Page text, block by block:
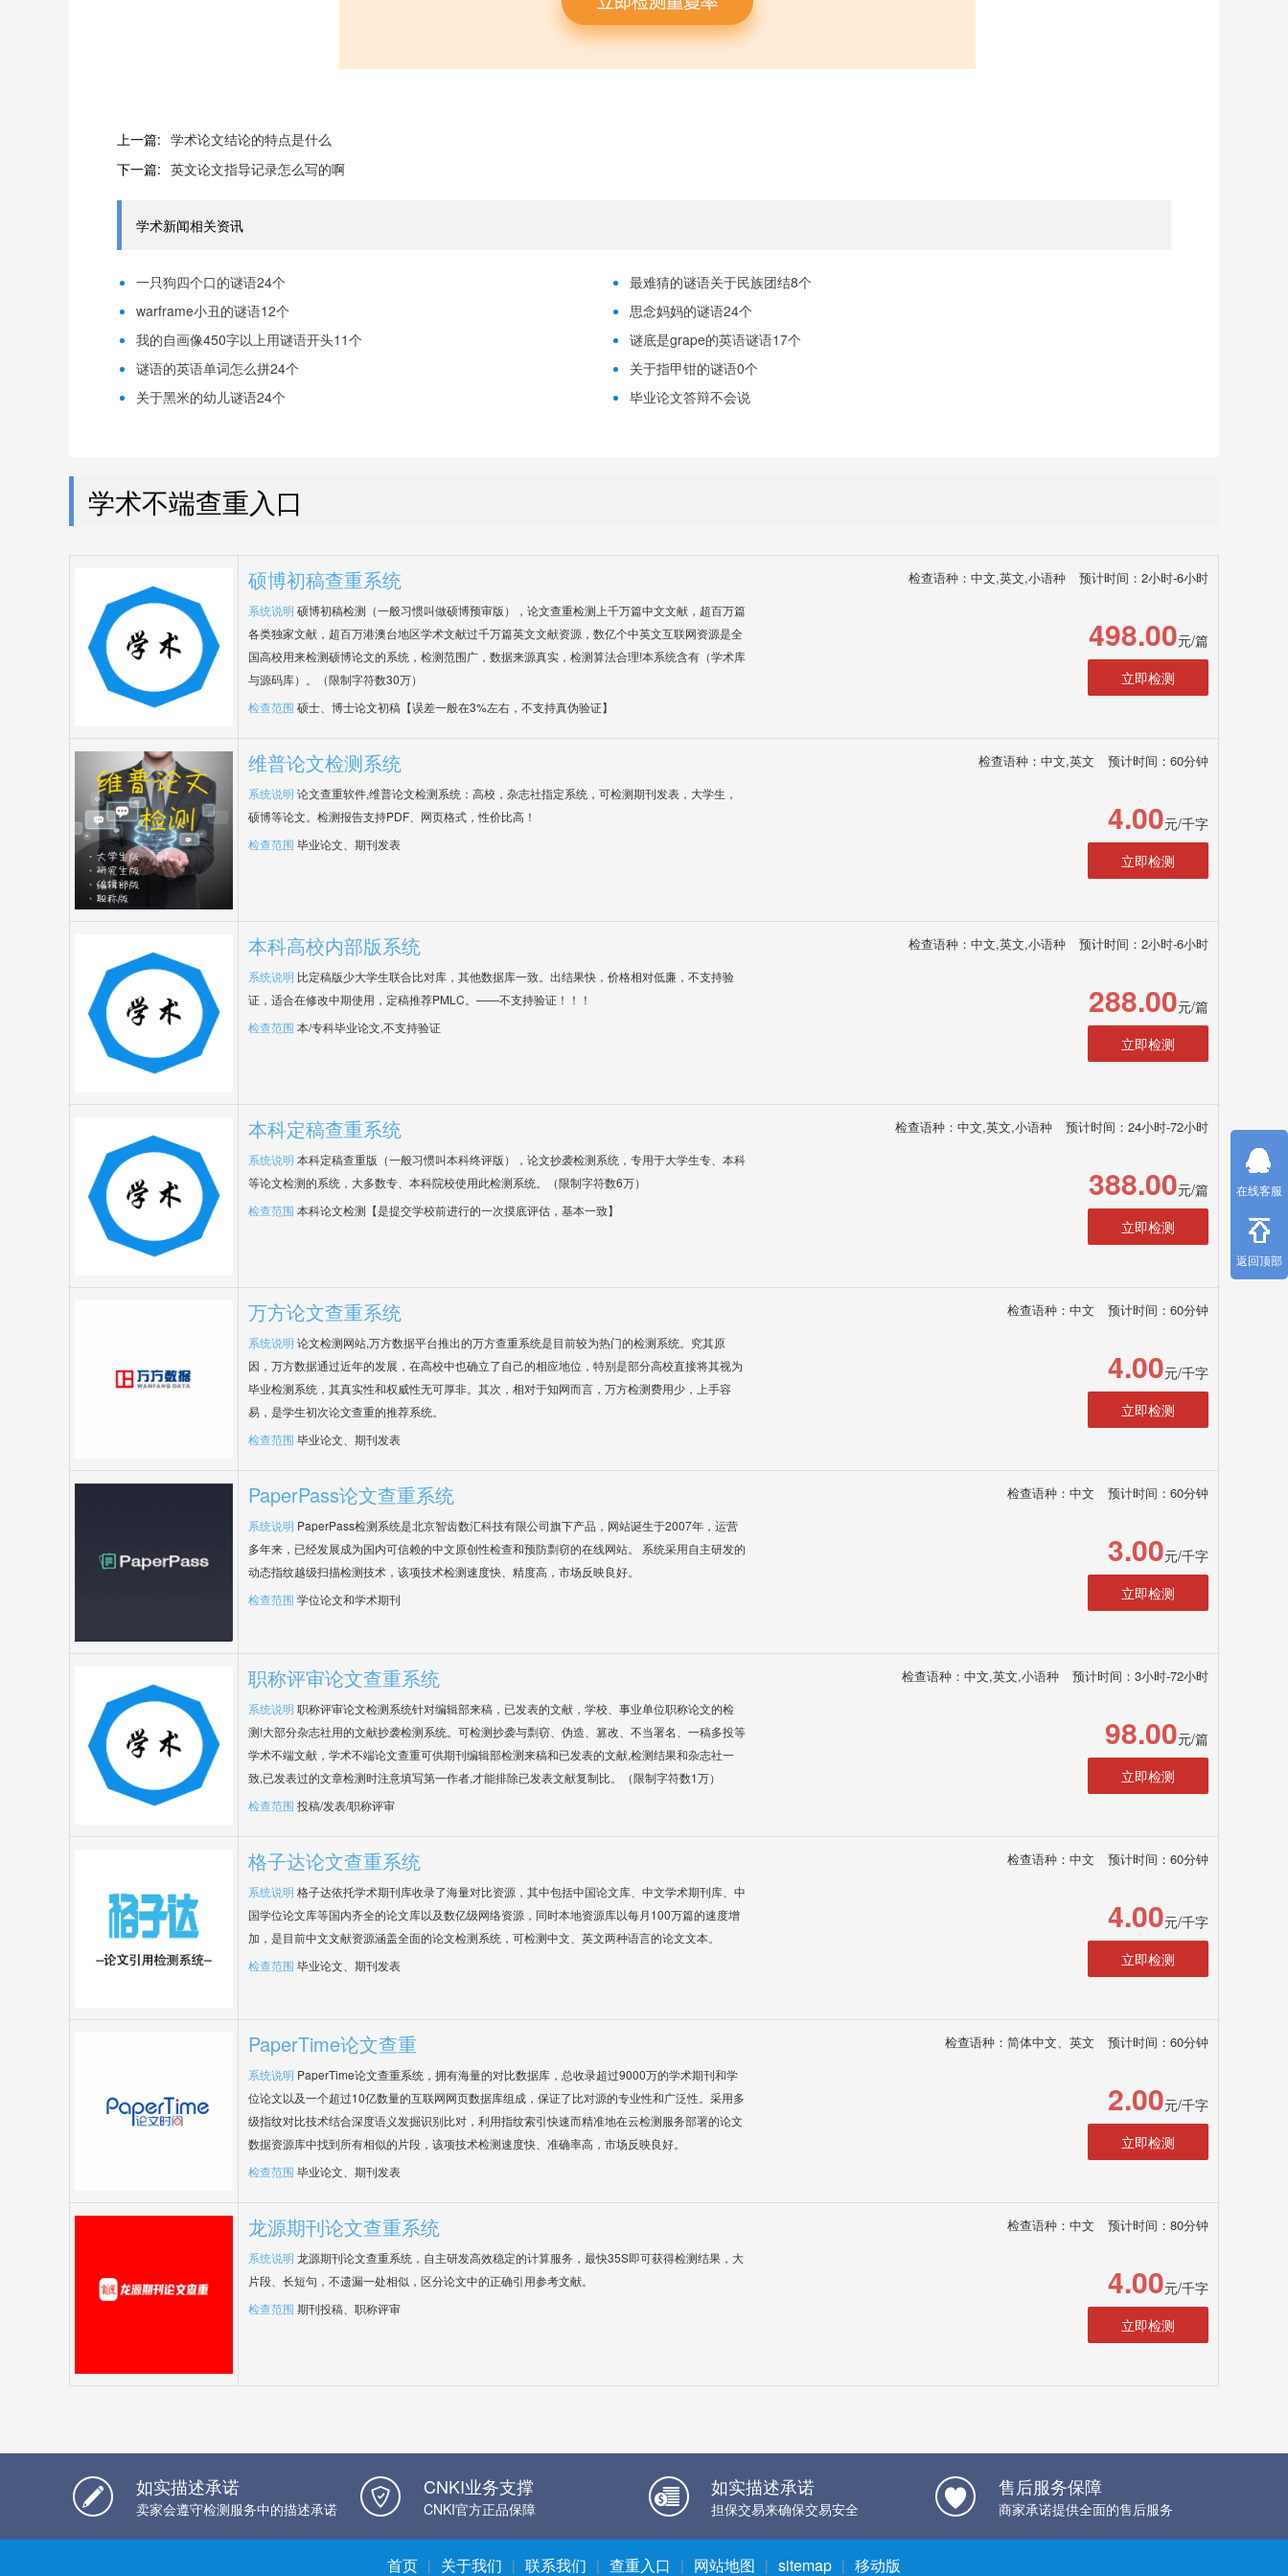
上一篇: 学术论文结论的特点是什么
下一篇: 英文论文指导记录怎么写的啊
学术新闻相关资讯
一只狗四个口的谜语24个
最难猜的谜语关于民族团结8个
warframe小丑的谜语12个
思念妈妈的谜语24个
我的自画像450字以上用谜语开头11个
谜底是grape的英语谜语17个
谜语的英语单词怎么拼24个
关于指甲钳的谜语0个
关于黑米的幼儿谜语24个
毕业论文答辩不会说
学术不端查重入口
硕博初稿查重系统 检查语种：中文,英文,小语种 预计时间：2小时-6小时
系统说明 硕博初稿检测（一般习惯叫做硕博预审版），论文查重检测上千万篇中文文献，超百万篇
各类独家文献，超百万港澳台地区学术文献过千万篇英文文献资源，数亿个中英文互联网资源是全
国高校用来检测硕博论文的系统，检测范围广，数据来源真实，检测算法合理!本系统含有（学术库
与源码库）。（限制字符数30万）
检查范围 硕士、博士论文初稿【误差一般在3%左右，不支持真伪验证】
498.00元/篇
立即检测
维普论文检测系统 检查语种：中文,英文 预计时间：60分钟
系统说明 论文查重软件,维普论文检测系统：高校，杂志社指定系统，可检测期刊发表，大学生，
硕博等论文。检测报告支持PDF、网页格式，性价比高！
检查范围 毕业论文、期刊发表
4.00元/千字
立即检测
本科高校内部版系统 检查语种：中文,英文,小语种 预计时间：2小时-6小时
系统说明 比定稿版少大学生联合比对库，其他数据库一致。出结果快，价格相对低廉，不支持验
证，适合在修改中期使用，定稿推荐PMLC。——不支持验证！！！
检查范围 本/专科毕业论文,不支持验证
288.00元/篇
立即检测
本科定稿查重系统 检查语种：中文,英文,小语种 预计时间：24小时-72小时
系统说明 本科定稿查重版（一般习惯叫本科终评版），论文抄袭检测系统，专用于大学生专、本科
等论文检测的系统，大多数专、本科院校使用此检测系统。（限制字符数6万）
检查范围 本科论文检测【是提交学校前进行的一次摸底评估，基本一致】
388.00元/篇
立即检测
万方论文查重系统 检查语种：中文 预计时间：60分钟
系统说明 论文检测网站,万方数据平台推出的万方查重系统是目前较为热门的检测系统。究其原
因，万方数据通过近年的发展，在高校中也确立了自己的相应地位，特别是部分高校直接将其视为
毕业检测系统，其真实性和权威性无可厚非。其次，相对于知网而言，万方检测费用少，上手容
易，是学生初次论文查重的推荐系统。
检查范围 毕业论文、期刊发表
4.00元/千字
立即检测
PaperPass论文查重系统 检查语种：中文 预计时间：60分钟
系统说明 PaperPass检测系统是北京智齿数汇科技有限公司旗下产品，网站诞生于2007年，运营
多年来，已经发展成为国内可信赖的中文原创性检查和预防剽窃的在线网站。 系统采用自主研发的
动态指纹越级扫描检测技术，该项技术检测速度快、精度高，市场反映良好。
检查范围 学位论文和学术期刊
3.00元/千字
立即检测
职称评审论文查重系统 检查语种：中文,英文,小语种 预计时间：3小时-72小时
系统说明 职称评审论文检测系统针对编辑部来稿，已发表的文献，学校、事业单位职称论文的检
测!大部分杂志社用的文献抄袭检测系统。可检测抄袭与剽窃、伪造、篡改、不当署名、一稿多投等
学术不端文献，学术不端论文查重可供期刊编辑部检测来稿和已发表的文献,检测结果和杂志社一
致,已发表过的文章检测时注意填写第一作者,才能排除已发表文献复制比。（限制字符数1万）
检查范围 投稿/发表/职称评审
98.00元/篇
立即检测
格子达论文查重系统 检查语种：中文 预计时间：60分钟
系统说明 格子达依托学术期刊库收录了海量对比资源，其中包括中国论文库、中文学术期刊库、中
国学位论文库等国内齐全的论文库以及数亿级网络资源，同时本地资源库以每月100万篇的速度增
加，是目前中文文献资源涵盖全面的论文检测系统，可检测中文、英文两种语言的论文文本。
检查范围 毕业论文、期刊发表
4.00元/千字
立即检测
PaperTime论文查重 检查语种：简体中文、英文 预计时间：60分钟
系统说明 PaperTime论文查重系统，拥有海量的对比数据库，总收录超过9000万的学术期刊和学
位论文以及一个超过10亿数量的互联网网页数据库组成，保证了比对源的专业性和广泛性。采用多
级指纹对比技术结合深度语义发掘识别比对，利用指纹索引快速而精准地在云检测服务部署的论文
数据资源库中找到所有相似的片段，该项技术检测速度快、准确率高，市场反映良好。
检查范围 毕业论文、期刊发表
2.00元/千字
立即检测
龙源期刊论文查重系统 检查语种：中文 预计时间：80分钟
系统说明 龙源期刊论文查重系统，自主研发高效稳定的计算服务，最快35S即可获得检测结果，大
片段、长短句，不遗漏一处相似，区分论文中的正确引用参考文献。
检查范围 期刊投稿、职称评审
4.00元/千字
立即检测
如实描述承诺
卖家会遵守检测服务中的描述承诺
CNKI业务支撑
CNKI官方正品保障
如实描述承诺
担保交易来确保交易安全
售后服务保障
商家承诺提供全面的售后服务
在线客服
返回顶部
首页 | 关于我们 | 联系我们 | 查重入口 | 网站地图 | sitemap | 移动版